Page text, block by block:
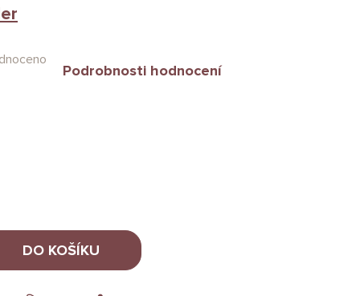
Podrobnosti hodnocení
DO KOŠÍKU